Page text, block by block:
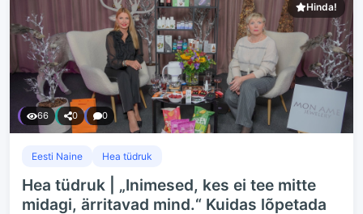
Hinda!
66 0 0
Eesti Naine Hea tüdruk
Hea tüdruk | „Inimesed, kes ei tee mitte
midagi, ärritavad mind.“ Kuidas lõpetada